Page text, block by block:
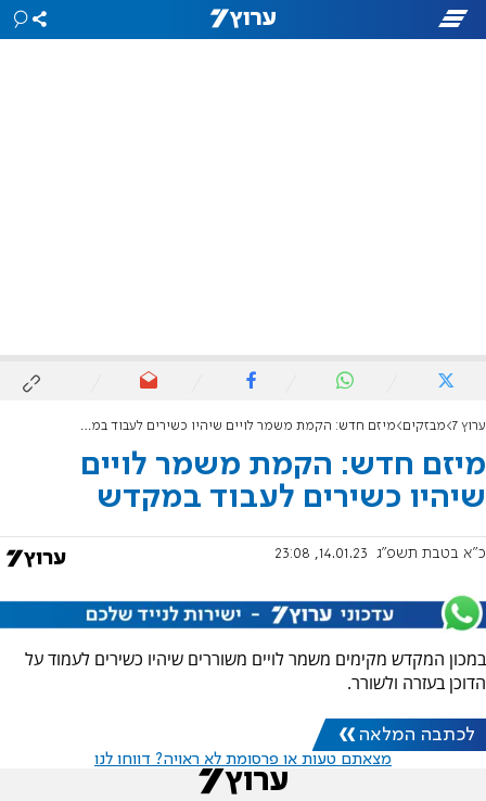
ערוץ 7 מבזקים מיזם חדש: הקמת משמר לויים שיהיו כשירים לעבוד במקדש
מיזם חדש: הקמת משמר לויים
שיהיו כשירים לעבוד במקדש
כ"א בטבת תשפ"ג 14.01.23, 23:08
במכון המקדש מקימים משמר לויים משוררים שיהיו כשירים לעמוד על
הדוכן בעזרה ולשורר.
לכתבה המלאה
מצאתם טעות או פרסומת לא ראויה? דווחו לנו